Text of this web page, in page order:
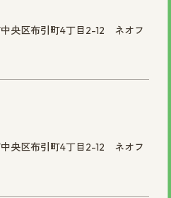
央区布引町4丁目2-12 ネオフ
央区布引町4丁目2-12 ネオフ